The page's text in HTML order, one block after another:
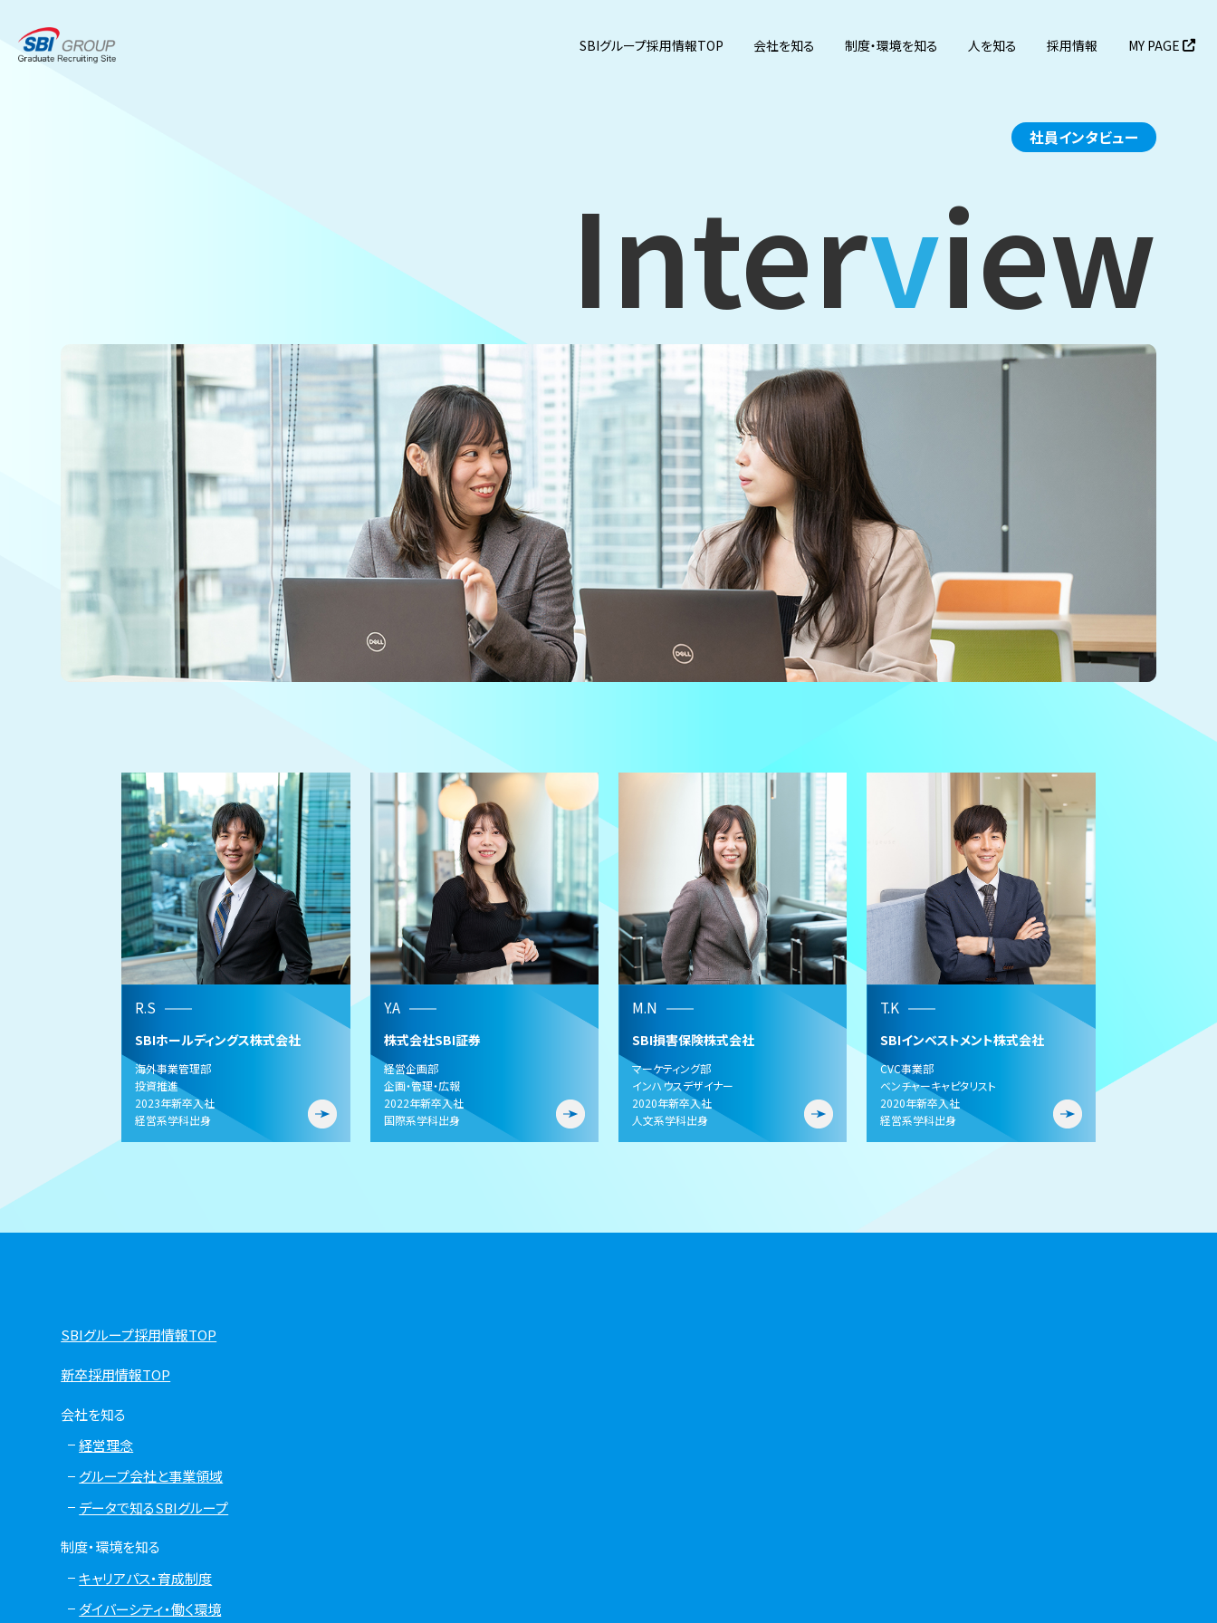
SBIグループ採用情報TOP 会社を知る 制度・環境を知る 人を知る 採用情報 MY PAGE
社員インタビュー
Interview
R.S
SBIホールディングス株式会社
海外事業管理部
投資推進
2023年新卒入社
経営系学科出身
Y.A
株式会社SBI証券
経営企画部
企画・管理・広報
2022年新卒入社
国際系学科出身
M.N
SBI損害保険株式会社
マーケティング部
インハウスデザイナー
2020年新卒入社
人文系学科出身
T.K
SBIインベストメント株式会社
CVC事業部
ベンチャーキャピタリスト
2020年新卒入社
経営系学科出身
SBIグループ採用情報TOP
新卒採用情報TOP
会社を知る
経営理念
グループ会社と事業領域
データで知るSBIグループ
制度・環境を知る
キャリアパス・育成制度
ダイバーシティ・働く環境